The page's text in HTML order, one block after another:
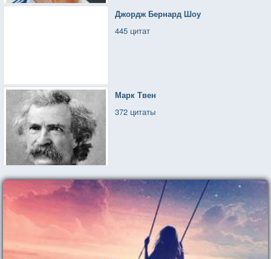
Джордж Бернард Шоу
445 цитат
Марк Твен
372 цитаты